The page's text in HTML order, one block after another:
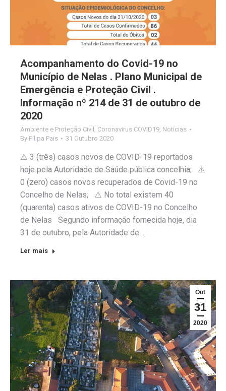
Acompanhamento do Covid-19 no
Município de Nelas . Plano Municipal de
Emergência e Proteção Civil .
Informação nº 214 de 31 de outubro de
2020
Ambiente e Proteção Civil , Coronavirus COVID19, Notícias
By Filipa Pais 31 Outubro 2020
⚠️ 3 (três) casos novos de COVID-19 reportados
hoje pela Autoridade de Saúde pública concelhia; ⚠️
0 (zero) casos novos recuperados de Covid-19 no
Concelho de Nelas; ⚠️ No total existem 40
(quarenta) casos ativos de COVID-19 no Concelho
de Nelas Segundo informação fornecida hoje, dia
31 de outubro, pela Autoridade de…
Ler mais
Out
31
2020